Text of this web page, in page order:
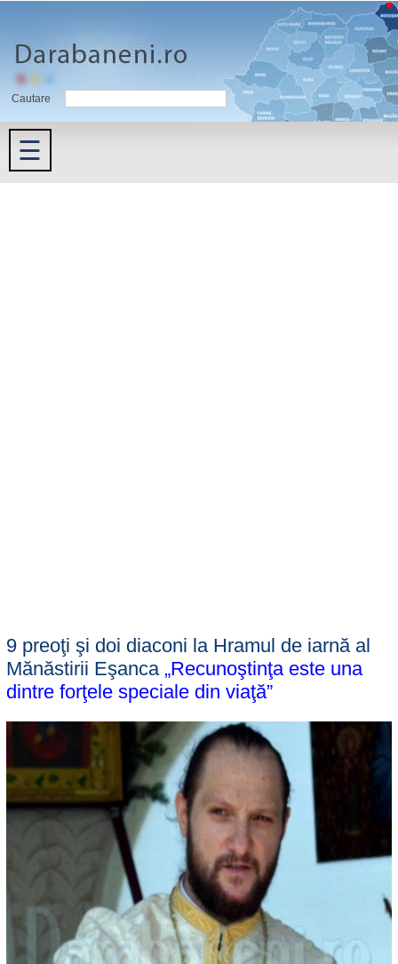
Cautare
☰
9 preoţi şi doi diaconi la Hramul de iarnă al
Mănăstirii Eşanca„Recunoştinţa este una
dintre forţele speciale din viaţă”